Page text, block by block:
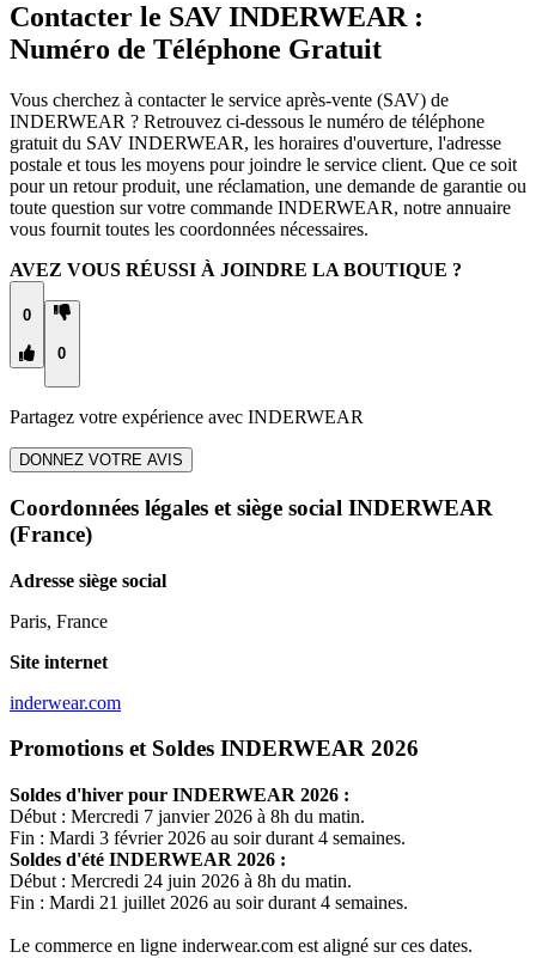
Contacter le SAV INDERWEAR :
Numéro de Téléphone Gratuit
Vous cherchez à contacter le service après-vente (SAV) de
INDERWEAR ? Retrouvez ci-dessous le numéro de téléphone
gratuit du SAV INDERWEAR, les horaires d'ouverture, l'adresse
postale et tous les moyens pour joindre le service client. Que ce soit
pour un retour produit, une réclamation, une demande de garantie ou
toute question sur votre commande INDERWEAR, notre annuaire
vous fournit toutes les coordonnées nécessaires.
AVEZ VOUS RÉUSSI À JOINDRE LA BOUTIQUE ?
0
0
Partagez votre expérience avec INDERWEAR
DONNEZ VOTRE AVIS
Coordonnées légales et siège social INDERWEAR
(France)
Adresse siège social
Paris, France
Site internet
inderwear.com
Promotions et Soldes INDERWEAR 2026
Soldes d'hiver pour INDERWEAR 2026 :
Début : Mercredi 7 janvier 2026 à 8h du matin.
Fin : Mardi 3 février 2026 au soir durant 4 semaines.
Soldes d'été INDERWEAR 2026 :
Début : Mercredi 24 juin 2026 à 8h du matin.
Fin : Mardi 21 juillet 2026 au soir durant 4 semaines.
Le commerce en ligne inderwear.com est aligné sur ces dates.